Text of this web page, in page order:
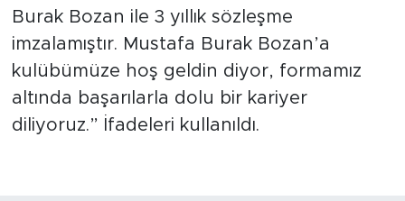
Burak Bozan ile 3 yıllık sözleşme
imzalamıştır. Mustafa Burak Bozan’a
kulübümüze hoş geldin diyor, formamız
altında başarılarla dolu bir kariyer
diliyoruz.” İfadeleri kullanıldı.